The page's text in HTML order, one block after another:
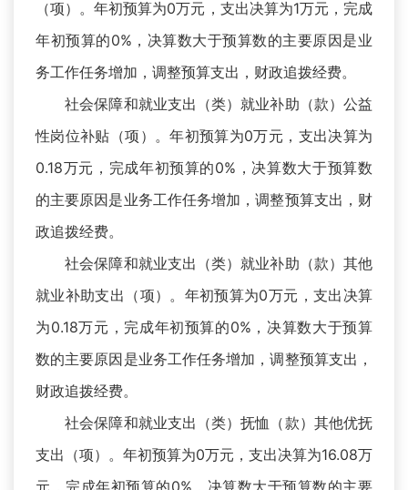
（项）。年初预算为0万元，支出决算为1万元，完成
年初预算的0%，决算数大于预算数的主要原因是业
务工作任务增加，调整预算支出，财政追拨经费。
社会保障和就业支出（类）就业补助（款）公益
性岗位补贴（项）。年初预算为0万元，支出决算为
0.18万元，完成年初预算的0%，决算数大于预算数
的主要原因是业务工作任务增加，调整预算支出，财
政追拨经费。
社会保障和就业支出（类）就业补助（款）其他
就业补助支出（项）。年初预算为0万元，支出决算
为0.18万元，完成年初预算的0%，决算数大于预算
数的主要原因是业务工作任务增加，调整预算支出，
财政追拨经费。
社会保障和就业支出（类）抚恤（款）其他优抚
支出（项）。年初预算为0万元，支出决算为16.08万